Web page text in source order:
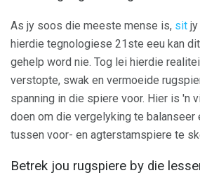
As jy soos die meeste mense is, sit
hierdie tegnologiese 21ste eeu kan
gehelp word nie. Tog lei hierdie
verstopte, swak en vermoeide
spanning in die spiere voor. Hier is 'n
doen om die vergelyking te balanseer
tussen voor- en agterstamspiere te
Betrek jou rugspiere by die